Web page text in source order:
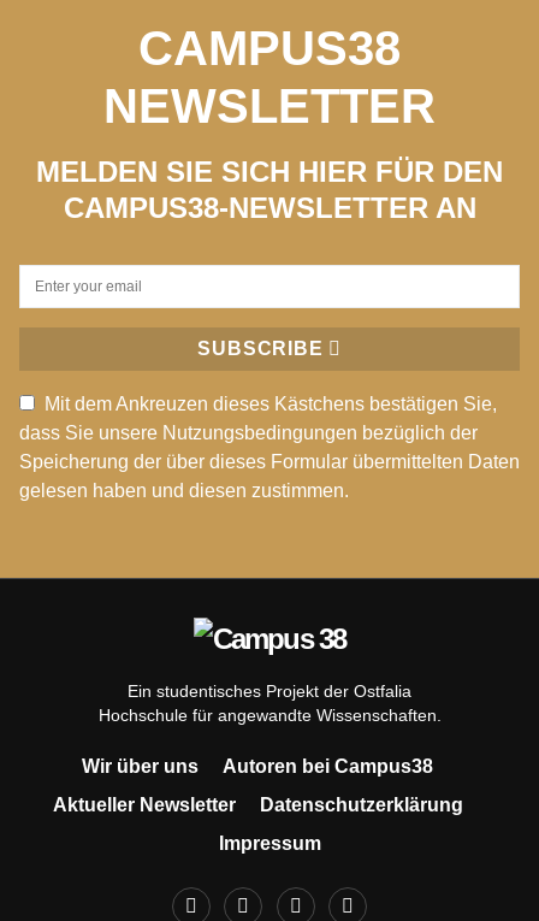
CAMPUS38
NEWSLETTER
MELDEN SIE SICH HIER FÜR DEN
CAMPUS38-NEWSLETTER AN
SUBSCRIBE
Mit dem Ankreuzen dieses Kästchens bestätigen Sie,
dass Sie unsere Nutzungsbedingungen bezüglich der
Speicherung der über dieses Formular übermittelten Daten
gelesen haben und diesen zustimmen.
Ein studentisches Projekt der Ostfalia
Hochschule für angewandte Wissenschaften.
Wir über uns
Autoren bei Campus38
Aktueller Newsletter
Datenschutzerklärung
Impressum